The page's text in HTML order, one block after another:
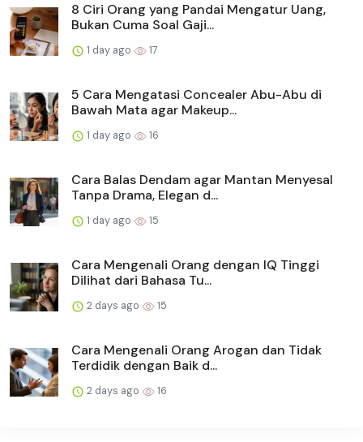
8 Ciri Orang yang Pandai Mengatur Uang,
Bukan Cuma Soal Gaji...
1 day ago 17
5 Cara Mengatasi Concealer Abu-Abu di
Bawah Mata agar Makeup...
1 day ago 16
Cara Balas Dendam agar Mantan Menyesal
Tanpa Drama, Elegan d...
1 day ago 15
Cara Mengenali Orang dengan IQ Tinggi
Dilihat dari Bahasa Tu...
2 days ago 15
Cara Mengenali Orang Arogan dan Tidak
Terdidik dengan Baik d...
2 days ago 16